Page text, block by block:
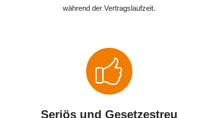
während der Vertragslaufzeit.
Seriös und Gesetzestreu